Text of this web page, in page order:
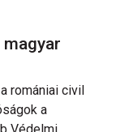
magyar
romániai civil
a